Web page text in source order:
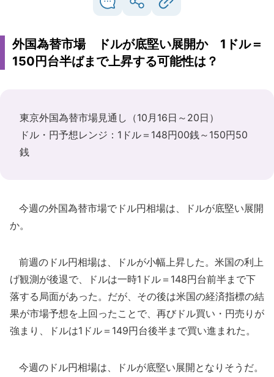
外国為替市場 ドルが底堅い展開か 1ドル＝
150円台半ばまで上昇する可能性は？
東京外国為替市場見通し（10月16日～20日）
ドル・円予想レンジ：1ドル＝148円00銭～150円50
銭
今週の外国為替市場でドル円相場は、ドルが底堅い展開
か。
前週のドル円相場は、ドルが小幅上昇した。米国の利上
げ観測が後退で、ドルは一時1ドル＝148円台前半まで下
落する局面があった。だが、その後は米国の経済指標の結
果が市場予想を上回ったことで、再びドル買い・円売りが
強まり、ドルは1ドル＝149円台後半まで買い進まれた。
今週のドル円相場は、ドルが底堅い展開となりそうだ。